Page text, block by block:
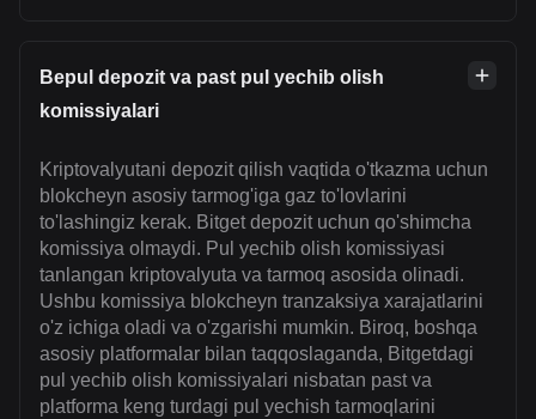
Bepul depozit va past pul yechib olish
komissiyalari
Kriptovalyutani depozit qilish vaqtida o'tkazma uchun
blokcheyn asosiy tarmog'iga gaz to'lovlarini
to'lashingiz kerak. Bitget depozit uchun qo'shimcha
komissiya olmaydi. Pul yechib olish komissiyasi
tanlangan kriptovalyuta va tarmoq asosida olinadi.
Ushbu komissiya blokcheyn tranzaksiya xarajatlarini
o'z ichiga oladi va o'zgarishi mumkin. Biroq, boshqa
asosiy platformalar bilan taqqoslaganda, Bitgetdagi
pul yechib olish komissiyalari nisbatan past va
platforma keng turdagi pul yechish tarmoqlarini